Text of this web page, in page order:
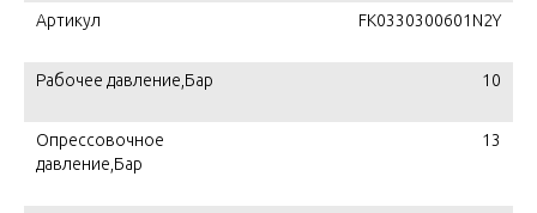
Артикул FK0330300601N2Y
Рабочее давление,Бар 10
Опрессовочное
давление,Бар
13